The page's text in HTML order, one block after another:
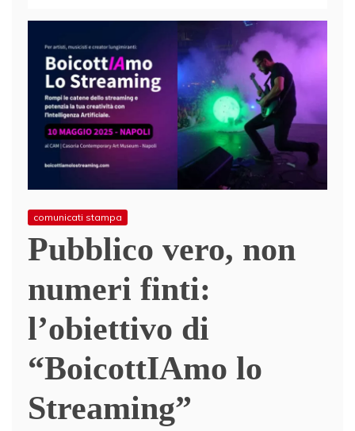
comunicati stampa
Pubblico vero, non
numeri finti:
l’obiettivo di
“BoicottIAmo lo
Streaming”